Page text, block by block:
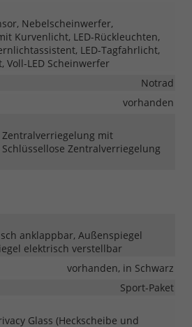
Nebelscheinwerfer,
Kurvenlicht, LED-Rückleuchten,
LED-Tagfahrlicht,
Voll-LED Scheinwerfer
Notrad
vorhanden
mit
Zentralverriegelung
anklappbar, Außenspiegel
elektrisch verstellbar
vorhanden, in Schwarz
Sport-Paket
Glass (Heckscheibe und